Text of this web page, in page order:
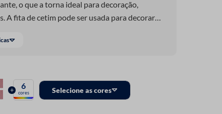
o que a torna ideal para decoração,
A fita de cetim pode ser usada para decorar
ou simplesmente para adicionar um toque
+ 6
cores Selecione as cores